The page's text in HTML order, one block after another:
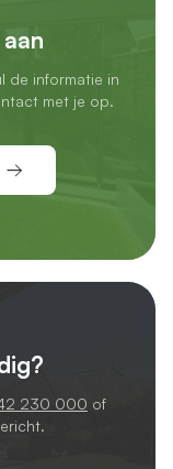
de informatie in
met je op.
230 000 of